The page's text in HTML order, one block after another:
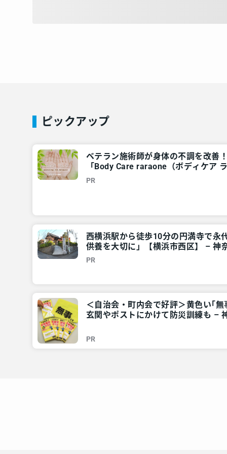
ピックアップ
ベテラン施術師が身体の不調を改善
「Body Care raraone（ボディケア
神奈川・東京多摩のご近所情報 – レ
PR
西横浜駅から徒歩10分の円満寺で永
供養を大切に」【横浜市西区】 – 神
報 – レアリア
PR
＜自治会・町内会で好評＞黄色い｢
玄関やポストにかけて防災訓練も –
PR